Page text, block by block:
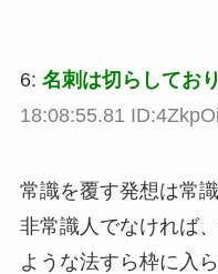
6: 名刺は切らしてお
18:08:55.81
常識を覆す発想は常識
非常識人でなければ
ような法すら枠に入